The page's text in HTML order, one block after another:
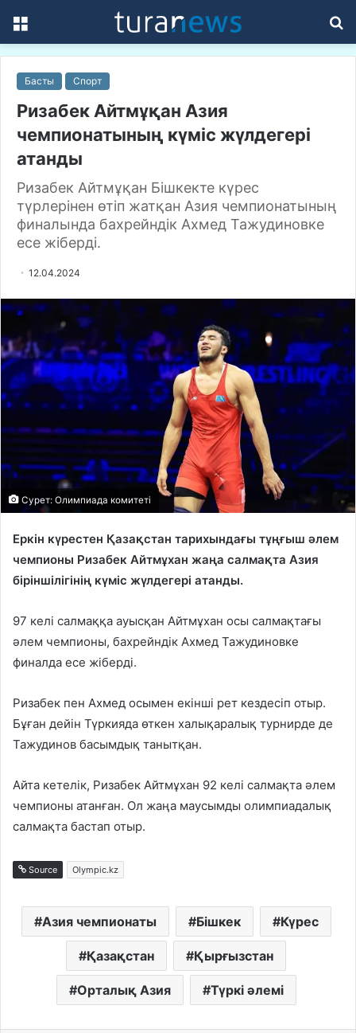
Басты Спорт
Ризабек Айтмұқан Азия
чемпионатының күміс жүлдегері
атанды
Ризабек Айтмұқан Бішкекте күрес
түрлерінен өтіп жатқан Азия чемпионатының
финалында бахрейндік Ахмед Тажудиновке
есе жіберді.
12.04.2024
Сурет: Олимпиада комитеті
Еркін күрестен Қазақстан тарихындағы тұңғыш әлем
чемпионы Ризабек Айтмұхан жаңа салмақта Азия
біріншілігінің күміс жүлдегері атанды.
97 келі салмаққа ауысқан Айтмұхан осы салмақтағы
әлем чемпионы, бахрейндік Ахмед Тажудиновке
финалда есе жіберді.
Ризабек пен Ахмед осымен екінші рет кездесіп отыр.
Бұған дейін Түркияда өткен халықаралық турнирде де
Тажудинов басымдық танытқан.
Айта кетелік, Ризабек Айтмұхан 92 келі салмақта әлем
чемпионы атанған. Ол жаңа маусымды олимпиадалық
салмақта бастап отыр.
Source Olympic.kz
Азия чемпионаты Бішкек Күрес
Қазақстан Қырғызстан
Орталық Азия Түркі әлемі